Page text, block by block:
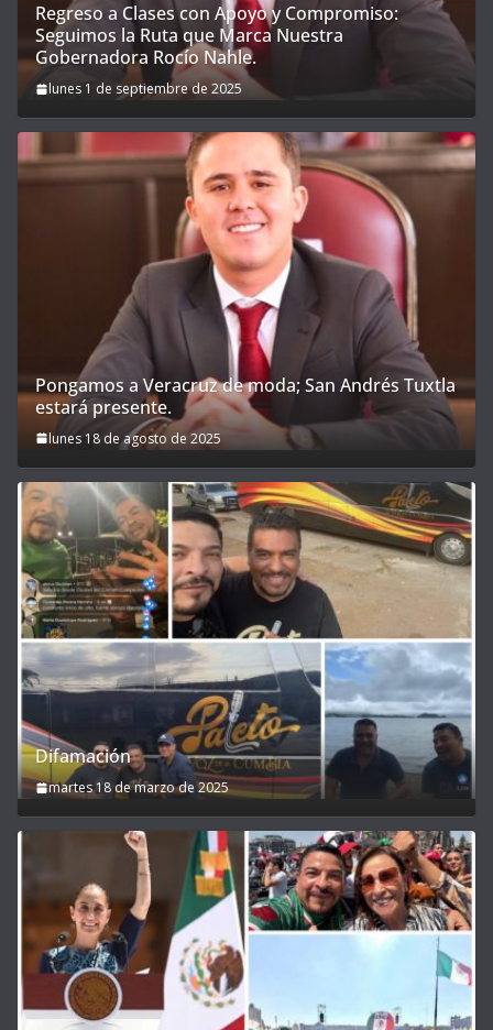
Regreso a Clases con Apoyo y Compromiso:
Seguimos la Ruta que Marca Nuestra
Gobernadora Rocío Nahle.
lunes 1 de septiembre de 2025
Pongamos a Veracruz de moda; San Andrés Tuxtla
estará presente.
lunes 18 de agosto de 2025
Difamación
martes 18 de marzo de 2025